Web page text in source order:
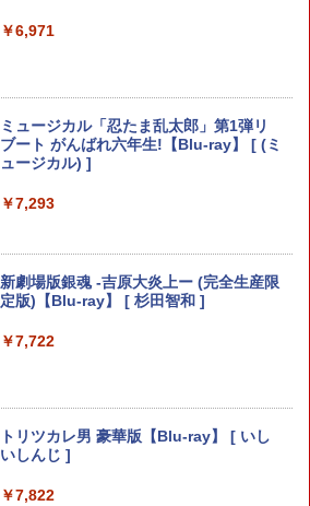
任天堂 【Switch2】マリオカート ワール
ド [BEE-P-AAAAA NSW2 マリオカ-ト
ワ-ルド]
￥8,970
【ホリ公式】【任天堂ライセンス商品】
スプラトゥーン レイダース ワイヤレス
h 2 おすすめ Switch スイッチ コントロ
￥8,980
ントローラー Edge ハンドル 交換用 周
￥630
【全品20％OFF】＼1000円ポッキリ！
用 プレイステーション5 周辺機器 アクセ
サリー 高品質 透明 クリアシェル 保護 ケ
ース カバー 耐衝撃 簡単装着
￥1,000
【SIE】【中古品】ソニー『DEATH STR
ANDING DIRECTOR’S CUT』ECJS-000
12 PS5 ゲームソフト 1週間保証【中古】
￥2,163
￥627
ペダルインナースプリング（1個）/対応
機種：スラストマスター T-GT/T300RS/
【レターパックライト対応/3個まで定
Switch2 ケース スイッチ2 Nintendo 対
い ニンテンドースイッチ カバー ポーチ
￥1,300
￥6,971
ミュージカル「忍たま乱太郎」第1弾リ
ブート がんばれ六年生!【Blu-ray】 [ (ミ
ュージカル) ]
￥7,293
新劇場版銀魂 -吉原大炎上ー (完全生産限
定版)【Blu-ray】 [ 杉田智和 ]
￥7,722
トリツカレ男 豪華版【Blu-ray】 [ いし
いしんじ ]
￥7,822